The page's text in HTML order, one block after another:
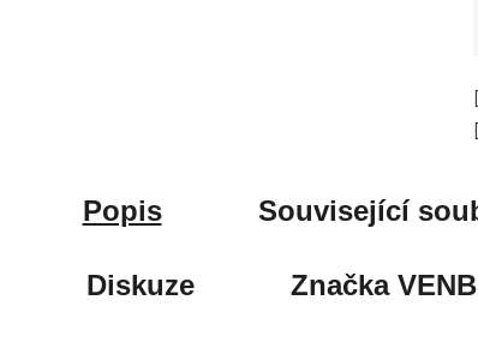
Popis Související
Diskuze Značka